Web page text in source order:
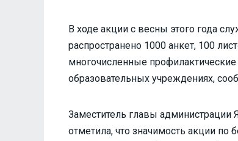
В ходе акции с весны этого года
распространено 1000 анкет, 100
многочисленные
образовательных учреждениях,
Заместитель главы
отметила, что значимость акции